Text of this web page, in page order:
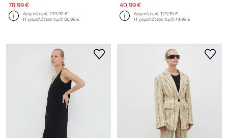
78,99 €
Αρχική τιμή:239,90 €
Η χαμηλότερη τιμή:86,99 €
40,99 €
Αρχική τιμή:129,90 €
Η χαμηλότερη τιμή:44,99 €